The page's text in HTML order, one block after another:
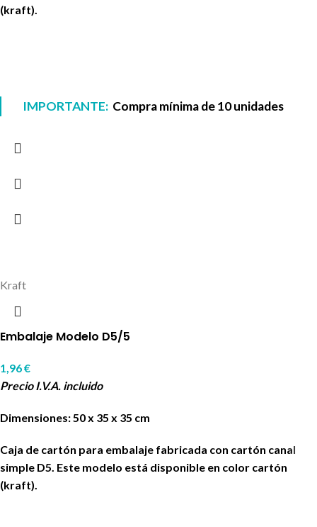
(kraft).
IMPORTANTE: Compra mínima de 10 unidades
Kraft
Embalaje Modelo D5/5
1,96€
Precio I.V.A. incluido
Dimensiones: 50 x 35 x 35 cm
Caja de cartón para embalaje fabricada con cartón canal
simple D5. Este modelo está disponible en color cartón
(kraft).